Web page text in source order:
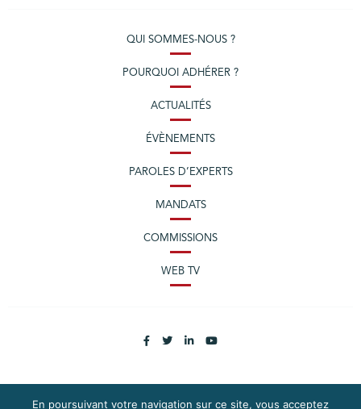
QUI SOMMES-NOUS ?
POURQUOI ADHÉRER ?
ACTUALITÉS
ÉVÈNEMENTS
PAROLES D’EXPERTS
MANDATS
COMMISSIONS
WEB TV
En poursuivant votre navigation sur ce site, vous acceptez